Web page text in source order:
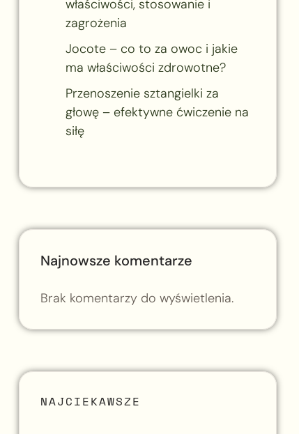
właściwości, stosowanie i
zagrożenia
Jocote – co to za owoc i jakie
ma właściwości zdrowotne?
Przenoszenie sztangielki za
głowę – efektywne ćwiczenie na
siłę
Najnowsze komentarze
Brak komentarzy do wyświetlenia.
NAJCIEKAWSZE